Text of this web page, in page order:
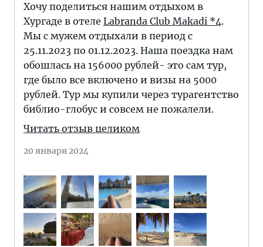
Хочу поделиться нашим отдыхом в
Хургаде в отеле Labranda Club Makadi *4.
Мы с мужем отдыхали в период с
25.11.2023 по 01.12.2023. Наша поездка нам
обошлась на 156000 рублей- это сам тур,
где было все включено и визы на 5000
рублей. Тур мы купили через турагентство
библио-глобус и совсем не пожалели.
Читать отзыв целиком
20 января 2024